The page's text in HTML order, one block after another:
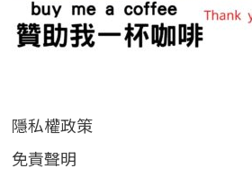
隱私權政策
免責聲明